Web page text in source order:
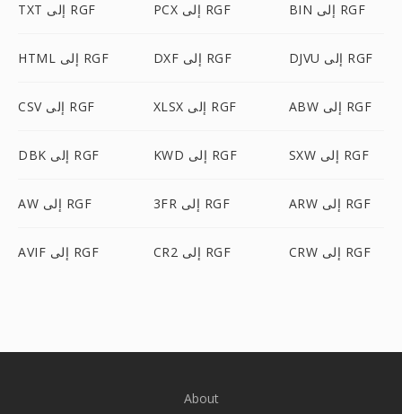
TXT إلى RGF PCX إلى RGF BIN إلى RGF
HTML إلى RGF DXF إلى RGF DJVU إلى RGF
CSV إلى RGF XLSX إلى RGF ABW إلى RGF
DBK إلى RGF KWD إلى RGF SXW إلى RGF
AW إلى RGF 3FR إلى RGF ARW إلى RGF
AVIF إلى RGF CR2 إلى RGF CRW إلى RGF
About